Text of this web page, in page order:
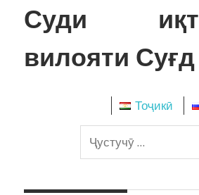
Skip
to
Суди
вилояти Суғд
Тоҷикӣ